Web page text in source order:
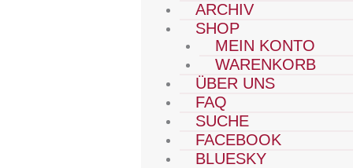
ARCHIV
SHOP
MEIN KONTO
WARENKORB
ÜBER UNS
FAQ
SUCHE
FACEBOOK
BLUESKY